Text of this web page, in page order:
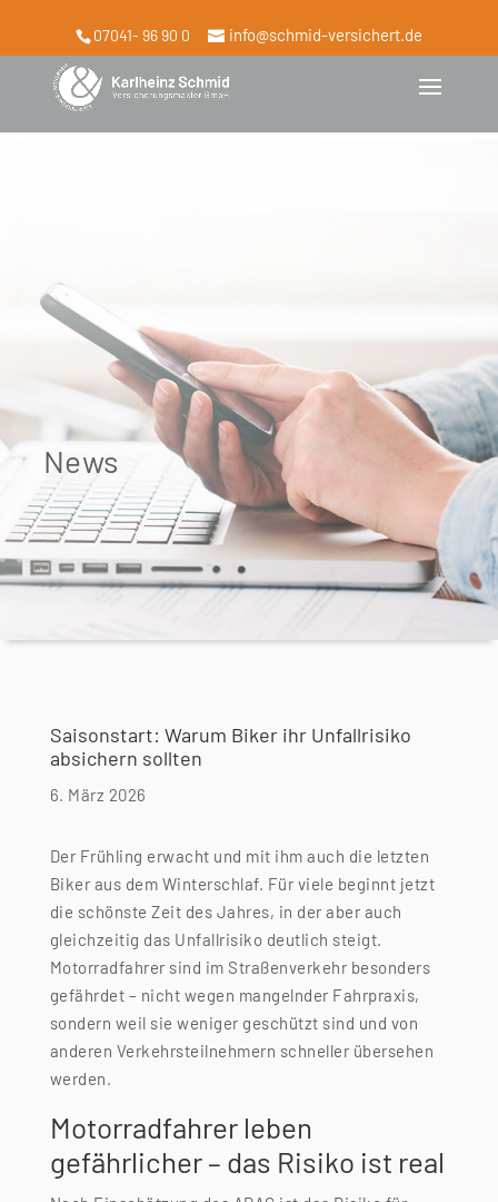
07041- 96 90 0 info@schmid-versichert.de
News
Saisonstart: Warum Biker ihr Unfallrisiko
absichern sollten
6. März 2026
Der Frühling erwacht und mit ihm auch die letzten
Biker aus dem Winterschlaf. Für viele beginnt jetzt
die schönste Zeit des Jahres, in der aber auch
gleichzeitig das Unfallrisiko deutlich steigt.
Motorradfahrer sind im Straßenverkehr besonders
gefährdet – nicht wegen mangelnder Fahrpraxis,
sondern weil sie weniger geschützt sind und von
anderen Verkehrsteilnehmern schneller übersehen
werden.
Motorradfahrer leben
gefährlicher – das Risiko ist real